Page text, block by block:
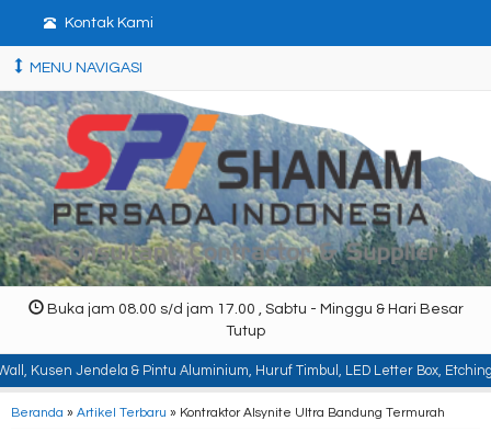
Kontak Kami
MENU NAVIGASI
Buka jam 08.00 s/d jam 17.00 , Sabtu - Minggu & Hari Besar
Tutup
Jendela & Pintu Aluminium, Huruf Timbul, LED Letter Box, Etching,
Beranda » Artikel Terbaru » Kontraktor Alsynite Ultra Bandung Termurah